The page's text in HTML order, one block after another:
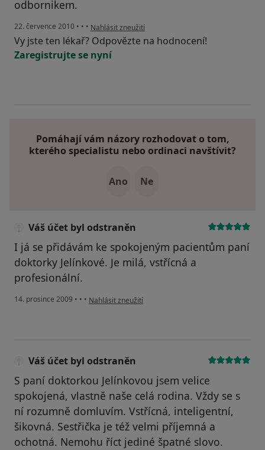
odbornikem.
22. července 2010 • • • podle názoru uživatele Pacient
Nahlásit zneužití
Vy jste ten lékař? Odpovězte na hodnocení!
Zaregistrujte se nyní
Pomáhají vám názory rozhodovat o tom,
kterého specialistu nebo ordinaci navštívit?
Ano Ne
Váš účet byl odstraněn
I já se přidávám ke spokojeným pacientům paní
doktorky Jelínkové. Je milá, vstřícná a
profesionální.
14. prosince 2009 • • • podle názoru uživatele Váš účet byl odstraněn
Nahlásit zneužití
Váš účet byl odstraněn
S paní doktorkou Jelínkovou jsem velice
spokojená, vlastně naše celá rodina. Vždy se s
ní rozumně domluvím. Vstřícná, inteligentní,
šikovná. Sestřička je též velmi příjemná a
ochotná. Nemohu říct jediné špatné slovo.